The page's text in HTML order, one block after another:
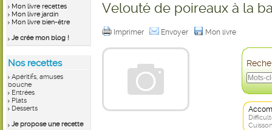
Mon livre recettes
Mon livre jardin
Mon livre bien-être
Je crée mon blog !
Nos recettes
Apéritifs, amuses
bouche
Entrées
Plats
Desserts
Je propose une recette
Velouté de poireaux à la
Imprimer Envoyer Mon livre